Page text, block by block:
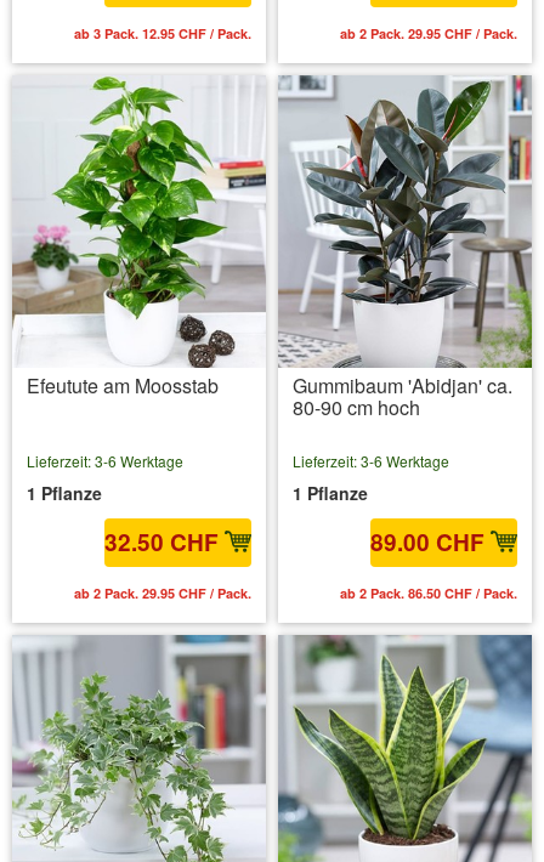
ab 3 Pack. 12.95 CHF / Pack. ab 2 Pack. 29.95 CHF / Pack.
Efeutute am Moosstab
Lieferzeit: 3-6 Werktage
1 Pflanze
32.50 CHF
ab 2 Pack. 29.95 CHF / Pack.
Gummibaum 'Abidjan' ca.
80-90 cm hoch
Lieferzeit: 3-6 Werktage
1 Pflanze
89.00 CHF
ab 2 Pack. 86.50 CHF / Pack.